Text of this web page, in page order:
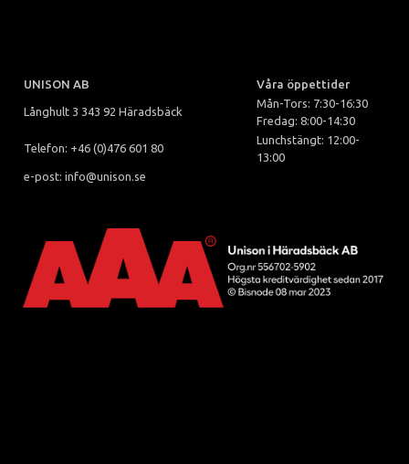
UNISON AB Våra öppettider
Långhult 3 343 92 Häradsbäck
Mån-Tors: 7:30-16:30
Fredag: 8:00-14:30
Telefon: +46 (0)476 601 80
Lunchstängt: 12:00-
13:00
e-post: info@unison.se